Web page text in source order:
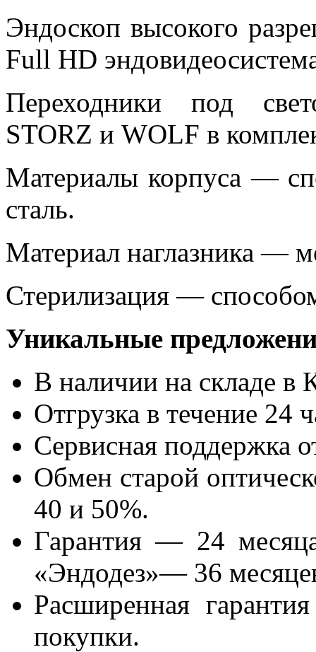
Эндоскоп высокого
Full HD
Переходники под
STORZ и WOLF в
Материалы корпуса —
сталь.
Материал наглазника —
Стерилизация —
Уникальные
В наличии на складе в
Отгрузка в течение 24
Сервисная поддержка
Обмен старой
40 и 50%.
Гарантия — 24
«Эндодез»— 36
Расширенная
покупки.